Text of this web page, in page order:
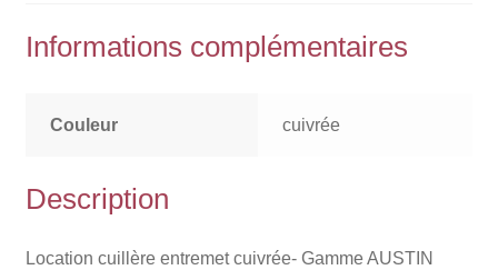
Informations complémentaires
Couleur cuivrée
Description
Location cuillère entremet cuivrée- Gamme AUSTIN